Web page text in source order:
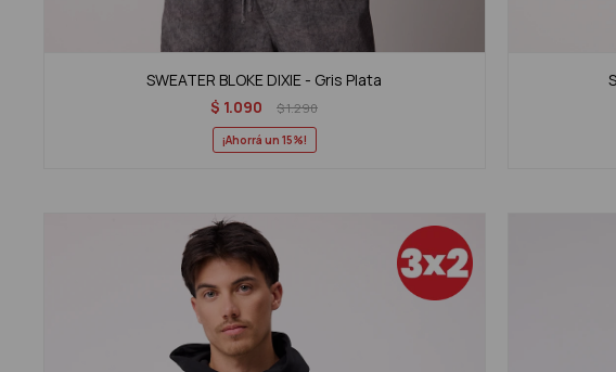
SWEATER BLOKE DIXIE - Gris Plata
$ 1.090 $1.290
15